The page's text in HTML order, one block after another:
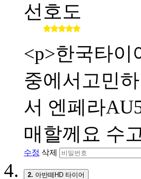
선호도
<p>한국타이
중에서고민
서 엔페라
매할께요 수
수정 삭제
2. 아반떼HD 타이어